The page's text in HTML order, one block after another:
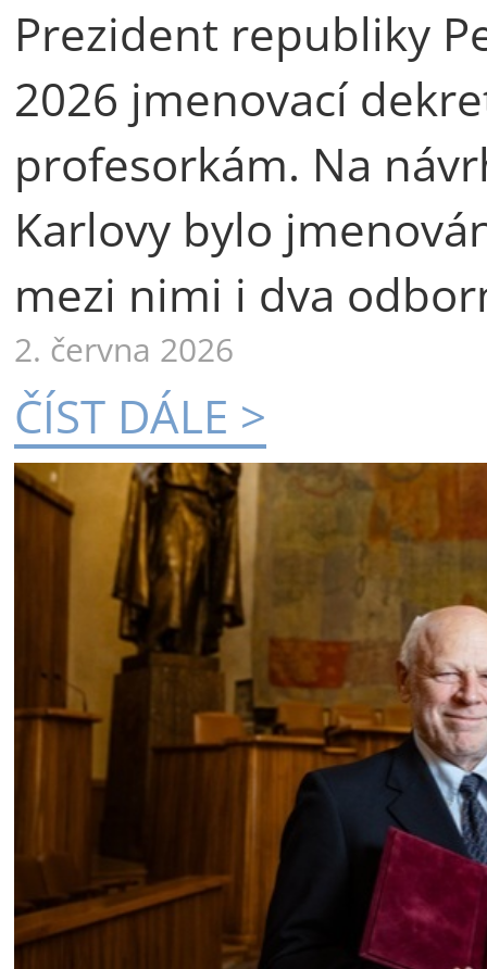
Prezident republiky
2026 jmenovací
profesorkám. Na
Karlovy bylo
mezi nimi i dva
2. června 2026
ČÍST DÁLE >